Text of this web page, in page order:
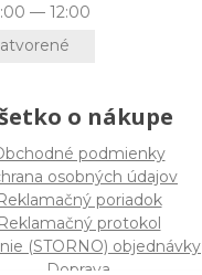
— 12:00
o nákupe
podmienky
osobných údajov
poriadok
Reklamačný protokol
(STORNO) objednávky
Doprava